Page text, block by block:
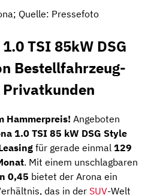
Quelle: Pressefoto
TSI 85kW DSG
Bestellfahrzeug-
Hammerpreis! Angeboten
1.0 TSI 85 kW DSG Style
für gerade einmal 129
. Mit einem unschlagbaren
0,45 bietet der Arona ein
das in der SUV-Welt